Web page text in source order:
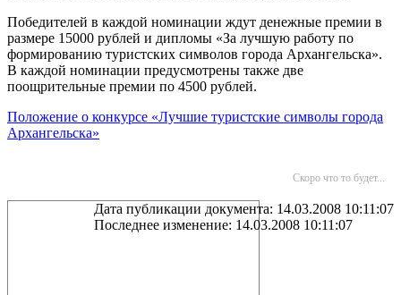
Победителей в каждой номинации ждут денежные премии в
размере 15000 рублей и дипломы «За лучшую работу по
формированию туристских символов города Архангельска».
В каждой номинации предусмотрены также две
поощрительные премии по 4500 рублей.
Положение о конкурсе «Лучшие туристские символы города
Архангельска»
Скоро что то будет...
Дата публикации документа: 14.03.2008 10:11:07
Последнее изменение: 14.03.2008 10:11:07